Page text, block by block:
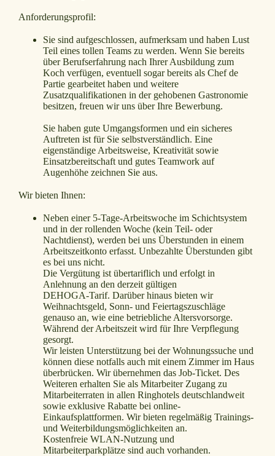
Anforderungsprofil:
Sie sind aufgeschlossen, aufmerksam und haben Lust
Teil eines tollen Teams zu werden. Wenn Sie bereits
über Berufserfahrung nach Ihrer Ausbildung zum
Koch verfügen, eventuell sogar bereits als Chef de
Partie gearbeitet haben und weitere
Zusatzqualifikationen in der gehobenen Gastronomie
besitzen, freuen wir uns über Ihre Bewerbung.
Sie haben gute Umgangsformen und ein sicheres
Auftreten ist für Sie selbstverständlich. Eine
eigenständige Arbeitsweise, Kreativität sowie
Einsatzbereitschaft und gutes Teamwork auf
Augenhöhe zeichnen Sie aus.
Wir bieten Ihnen:
Neben einer 5-Tage-Arbeitswoche im Schichtsystem
und in der rollenden Woche (kein Teil- oder
Nachtdienst), werden bei uns Überstunden in einem
Arbeitszeitkonto erfasst. Unbezahlte Überstunden gibt
es bei uns nicht.
Die Vergütung ist übertariflich und erfolgt in
Anlehnung an den derzeit gültigen
DEHOGA-Tarif. Darüber hinaus bieten wir
Weihnachtsgeld, Sonn- und Feiertagszuschläge
genauso an, wie eine betriebliche Altersvorsorge.
Während der Arbeitszeit wird für Ihre Verpflegung
gesorgt.
Wir leisten Unterstützung bei der Wohnungssuche und
können diese notfalls auch mit einem Zimmer im Haus
überbrücken. Wir übernehmen das Job-Ticket. Des
Weiteren erhalten Sie als Mitarbeiter Zugang zu
Mitarbeiterraten in allen Ringhotels deutschlandweit
sowie exklusive Rabatte bei online-
Einkaufsplattformen. Wir bieten regelmäßig Trainings-
und Weiterbildungsmöglichkeiten an.
Kostenfreie WLAN-Nutzung und
Mitarbeiterparkplätze sind auch vorhanden.